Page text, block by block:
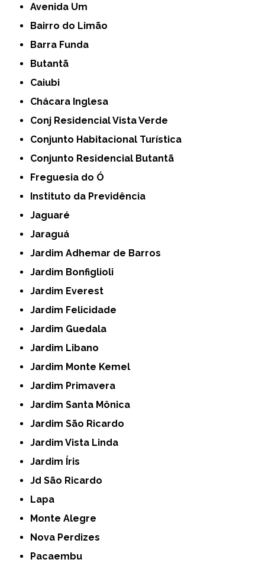
Avenida Um
Bairro do Limão
Barra Funda
Butantã
Caiubi
Chácara Inglesa
Conj Residencial Vista Verde
Conjunto Habitacional Turística
Conjunto Residencial Butantã
Freguesia do Ó
Instituto da Previdência
Jaguaré
Jaraguá
Jardim Adhemar de Barros
Jardim Bonfiglioli
Jardim Everest
Jardim Felicidade
Jardim Guedala
Jardim Libano
Jardim Monte Kemel
Jardim Primavera
Jardim Santa Mônica
Jardim São Ricardo
Jardim Vista Linda
Jardim Íris
Jd São Ricardo
Lapa
Monte Alegre
Nova Perdizes
Pacaembu